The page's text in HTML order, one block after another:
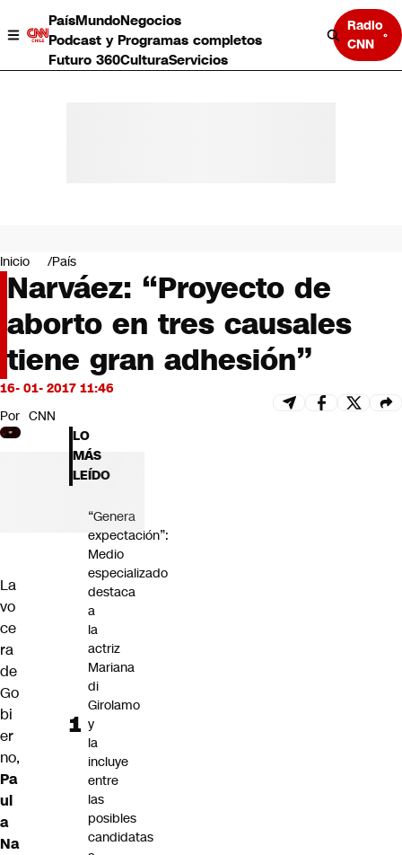
PaísMundoNegocios
Podcast y Programas completos
Futuro 360CulturaServicios
Radio
CNN
Negocios
Deportes
Programas completos
Cultura
Servicios
Bits
CNN tiempo
Futuro 360
Opinión
Inicio País
Narváez: “Proyecto de
aborto en tres causales
tiene gran adhesión”
16- 01- 2017 11:46
Por CNN
La
vo
ce
ra
de
Go
bi
er
no,
Pa
ul
a
Na
LO
MÁS
LEÍDO
“Genera
expectación”:
Medio
especializado
destaca
a
la
actriz
Mariana
di
Girolamo
y
la
incluye
entre
las
posibles
candidatas